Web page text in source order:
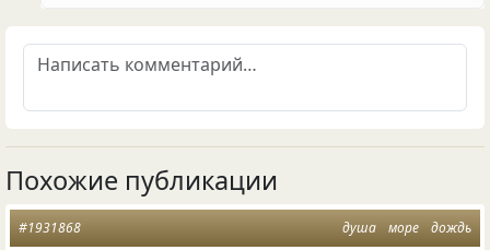
Похожие публикации
душа море дождь
#1931868